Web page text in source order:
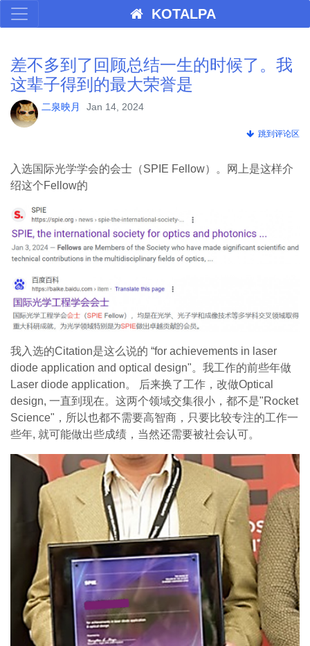
KOTALPA
差不多到了回顾总结一生的时候了。我
这辈子得到的最大荣誉是
二泉映月 Jan 14, 2024
跳到评论区
入选国际光学学会的会士（SPIE Fellow）。网上是这样介
绍这个Fellow的
我入选的Citation是这么说的 “for achievements in laser
diode application and optical design"。我工作的前些年做
Laser diode application。 后来换了工作，改做Optical
design, 一直到现在。这两个领域交集很小，都不是"Rocket
Science"，所以也都不需要高智商，只要比较专注的工作一
些年, 就可能做出些成绩，当然还需要被社会认可。